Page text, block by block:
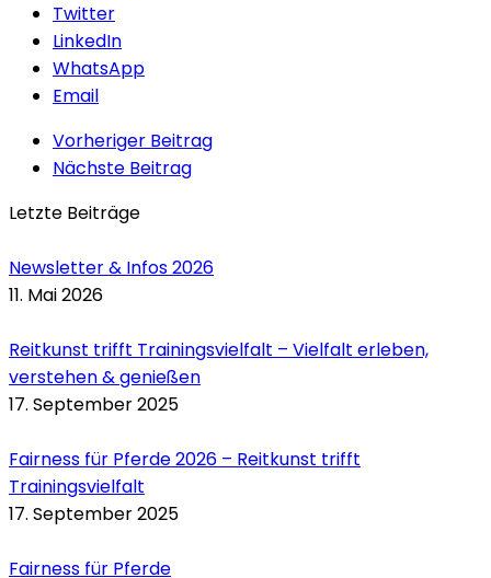
Twitter
LinkedIn
WhatsApp
Email
Vorheriger Beitrag
Nächste Beitrag
Letzte Beiträge
Newsletter & Infos 2026
11. Mai 2026
Reitkunst trifft Trainingsvielfalt – Vielfalt erleben,
verstehen & genießen
17. September 2025
Fairness für Pferde 2026 – Reitkunst trifft
Trainingsvielfalt
17. September 2025
Fairness für Pferde